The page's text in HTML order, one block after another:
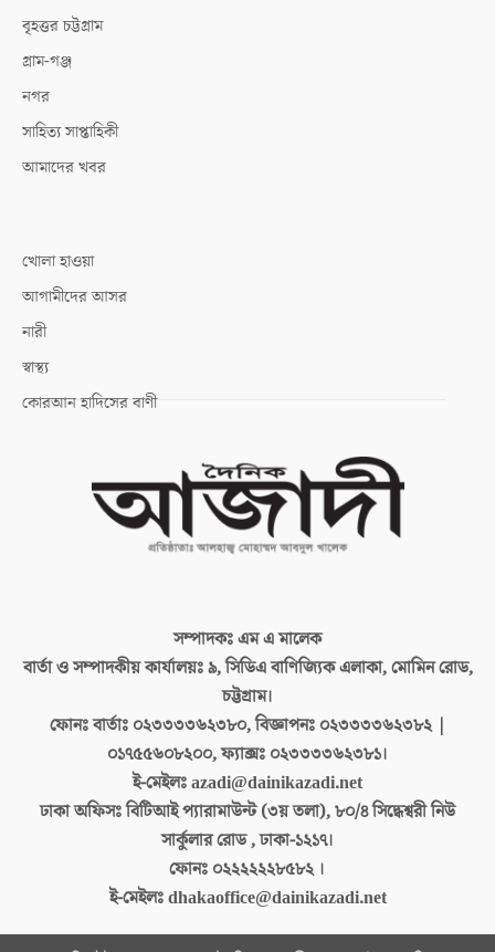
বৃহত্তর চট্টগ্রাম
গ্রাম-গঞ্জ
নগর
সাহিত্য সাপ্তাহিকী
আমাদের খবর
খোলা হাওয়া
আগামীদের আসর
নারী
স্বাস্থ্য
কোরআন হাদিসের বাণী
সম্পাদকঃএম এ মালেক
বার্তা ও সম্পাদকীয় কার্যালয়ঃ৯, সিডিএ বাণিজ্যিক এলাকা, মোমিন রোড,
চট্টগ্রাম।
ফোনঃ বার্তাঃ ০২৩৩৩৩৬২৩৮০, বিজ্ঞাপনঃ ০২৩৩৩৩৬২৩৮২ |
০১৭৫৫৬০৮২০০, ফ্যাক্সঃ ০২৩৩৩৩৬২৩৮১।
ই-মেইলঃazadi@dainikazadi.net
ঢাকা অফিসঃবিটিআই প্যারামাউন্ট (৩য় তলা), ৮০/৪ সিদ্ধেশ্বরী নিউ
সার্কুলার রোড , ঢাকা-১২১৭।
ফোনঃ ০২২২২২২৮৫৮২ ।
ই-মেইলঃdhakaoffice@dainikazadi.net